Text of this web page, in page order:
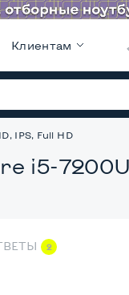
Клиентам
IPS, Full HD
i5-
2